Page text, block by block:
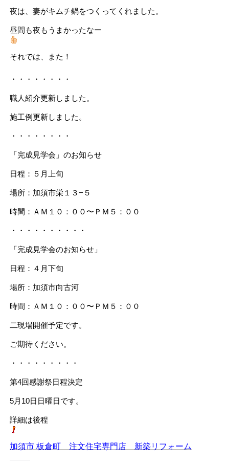
夜は、妻がキムチ鍋をつくってくれました。
昼間も夜もうまかったなー
それでは、また！
・・・・・・・・
職人紹介更新しました。
施工例更新しました。
・・・・・・・・
「完成見学会」のお知らせ
日程：５月上旬
場所：加須市栄１３−５
時間：ＡＭ１０：００〜ＰＭ５：００
・・・・・・・・・・
「完成見学会のお知らせ」
日程：４月下旬
場所：加須市向古河
時間：ＡＭ１０：００〜ＰＭ５：００
二現場開催予定です。
ご期待ください。
・・・・・・・・・
第4回感謝祭日程決定
5月10日日曜日です。
詳細は後程
加須市 板倉町 注文住宅専門店 新築リフォーム